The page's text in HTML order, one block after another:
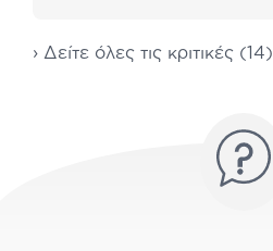
› Δείτε όλες τις κριτικές (14)